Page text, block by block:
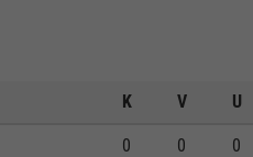
K V U
0 0 0